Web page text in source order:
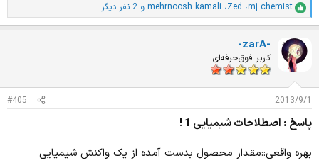
ا
م
ت
ی
ا
ت
:
mj chemist، Zed، mehrnoosh kamali و 2 نفر دیگر
-zarA-
کاربر فوق‌حرفه‌ای
2013/9/1
#405
پاسخ : اصطلاحات شیمیایی 1 !
بهره واقعی::مقدار محصول بدست آمده از یک واکنش شیمیایی